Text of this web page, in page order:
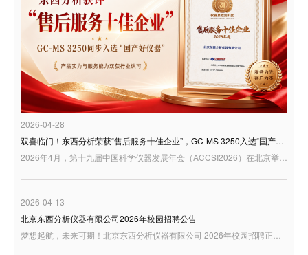
2026-04-28
双喜临门！东西分析荣获“售后服务十佳企业”，GC-MS 3250入选“国产好仪器”
2026-04-13
北京东西分析仪器有限公司2026年校园招聘公告